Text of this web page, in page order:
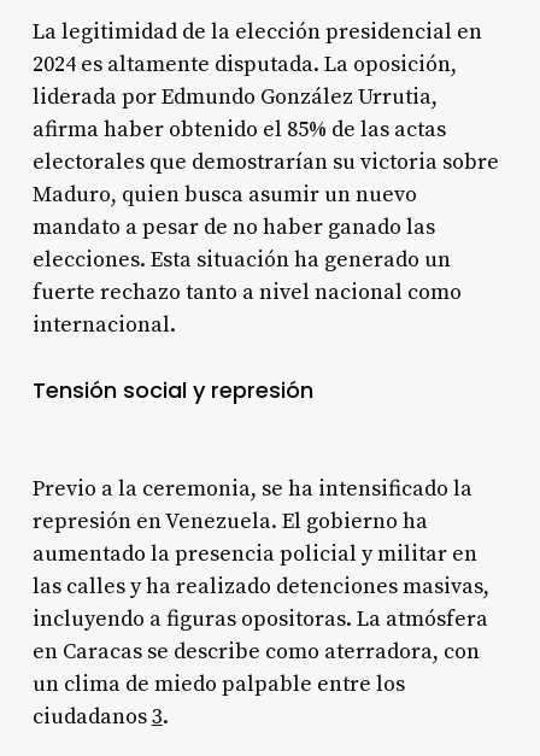
La legitimidad de la elección presidencial en
2024 es altamente disputada. La oposición,
liderada por Edmundo González Urrutia,
afirma haber obtenido el 85% de las actas
electorales que demostrarían su victoria sobre
Maduro, quien busca asumir un nuevo
mandato a pesar de no haber ganado las
elecciones. Esta situación ha generado un
fuerte rechazo tanto a nivel nacional como
internacional.
Tensión social y represión
Previo a la ceremonia, se ha intensificado la
represión en Venezuela. El gobierno ha
aumentado la presencia policial y militar en
las calles y ha realizado detenciones masivas,
incluyendo a figuras opositoras. La atmósfera
en Caracas se describe como aterradora, con
un clima de miedo palpable entre los
ciudadanos3.